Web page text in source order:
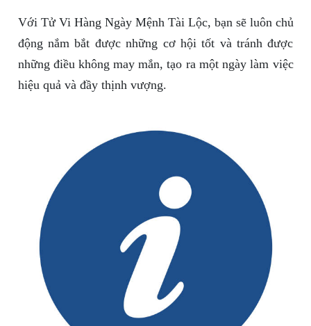
Với Tử Vi Hàng Ngày Mệnh Tài Lộc, bạn sẽ luôn chủ
động nắm bắt được những cơ hội tốt và tránh được
những điều không may mắn, tạo ra một ngày làm việc
hiệu quả và đầy thịnh vượng.